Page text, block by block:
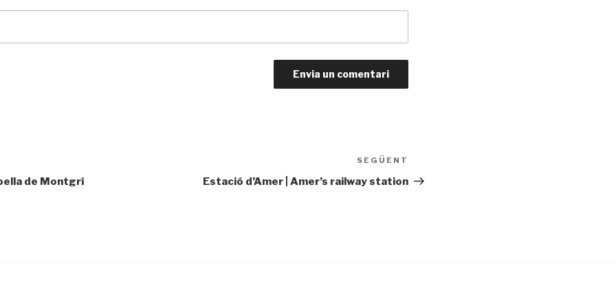
de Montgrí
següent
SEGÜENT
Estació d’Amer | Amer’s railway station